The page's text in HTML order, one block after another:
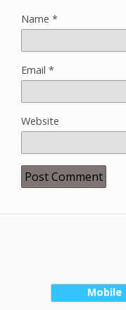
Name *
Email *
Website
Mobile